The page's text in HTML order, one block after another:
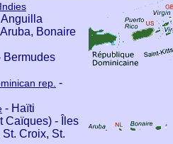
Bonaire
Bermudes
rep. -
- Haïti
Caïques) - Îles
Croix, St.